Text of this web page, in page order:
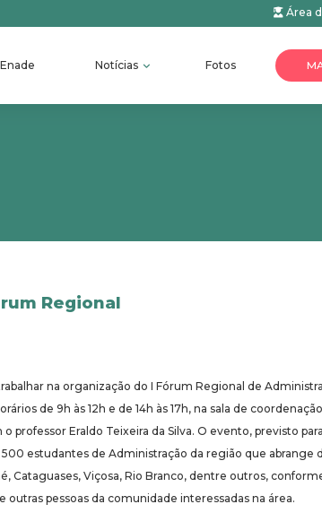
Área
Enade Notícias Fotos
Regional
na organização do I Fórum Regional de
de 9h às 12h e de 14h às 17h, na sala de
Eraldo Teixeira da Silva. O evento, previsto para
estudantes de Administração da região que abrange
Cataguases, Viçosa, Rio Branco, dentre outros,
pessoas da comunidade interessadas na área.